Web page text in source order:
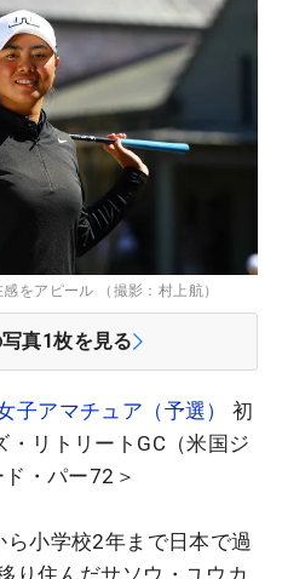
をアピール （撮影：村上航）
真1枚を見る
子アマチュア（予選）
初
リトリートGC（米国ジ
・パー72＞
小学校2年まで日本で過
り住んだサソウ・ユウカ